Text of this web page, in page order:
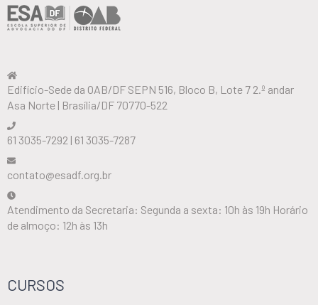
Edifício-Sede da OAB/DF SEPN 516, Bloco B, Lote 7 2.º andar
Asa Norte | Brasília/DF 70770-522
61 3035-7292 | 61 3035-7287
contato@esadf.org.br
Atendimento da Secretaria: Segunda a sexta: 10h às 19h Horário
de almoço: 12h às 13h
CURSOS